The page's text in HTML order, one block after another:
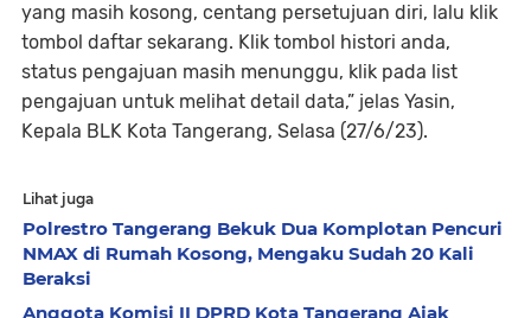
yang masih kosong, centang persetujuan diri, lalu klik
tombol daftar sekarang. Klik tombol histori anda,
status pengajuan masih menunggu, klik pada list
pengajuan untuk melihat detail data,” jelas Yasin,
Kepala BLK Kota Tangerang, Selasa (27/6/23).
Lihat juga
Polrestro Tangerang Bekuk Dua Komplotan Pencuri
NMAX di Rumah Kosong, Mengaku Sudah 20 Kali
Beraksi
Anggota Komisi II DPRD Kota Tangerang Ajak